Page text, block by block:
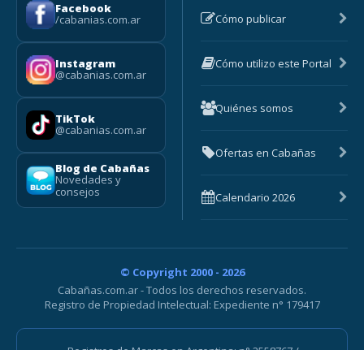
Facebook
/cabanias.com.ar
Instagram
@cabanias.com.ar
TikTok
@cabanias.com.ar
Blog de Cabañas
Novedades y
consejos
Cómo publicar
Cómo utilizo este Portal
Quiénes somos
Ofertas en Cabañas
Calendario 2026
© Copyright 2000 - 2026
Cabañas.com.ar - Todos los derechos reservados.
Registro de Propiedad Intelectual: Expediente n° 179417